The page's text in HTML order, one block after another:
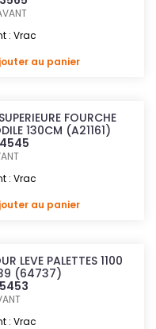
: Vrac
au panier
FOURCHE
130CM (A21161)
: Vrac
au panier
LEVE PALETTES 1100
(64737)
: Vrac